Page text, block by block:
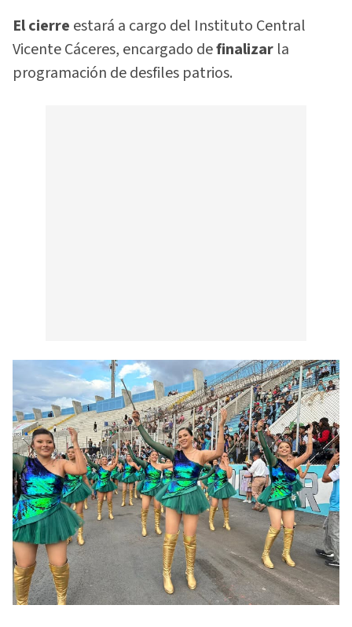
El cierre estará a cargo del Instituto Central
Vicente Cáceres, encargado definalizar la
programación de desfiles patrios.